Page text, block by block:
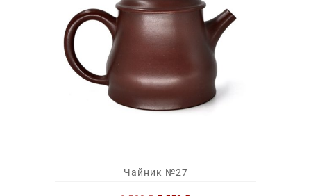
Чайник №27